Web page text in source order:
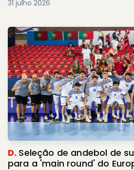
31 julho 2026
D. Seleção de andebol de
para a 'main round' do